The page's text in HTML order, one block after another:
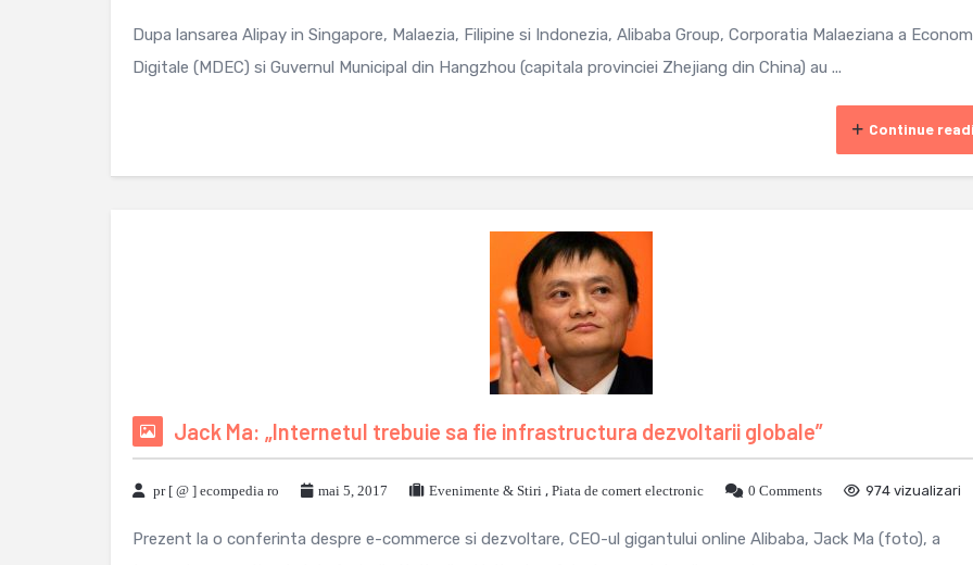
Dupa lansarea Alipay in Singapore, Malaezia, Filipine si Indonezia, Alibaba Group, Corporatia Malaeziana a
Digitale (MDEC) si Guvernul Municipal din Hangzhou (capitala provinciei Zhejiang din China) au ...
Continue
Jack Ma: „Internetul trebuie sa fie infrastructura dezvoltarii globale”
pr [ @ ] ecompedia ro mai 5, 2017 Evenimente & Stiri , Piata de comert electronic 0 Comments 974 vizualizari
Prezent la o conferinta despre e-commerce si dezvoltare, CEO-ul gigantului online Alibaba, Jack Ma (foto), a